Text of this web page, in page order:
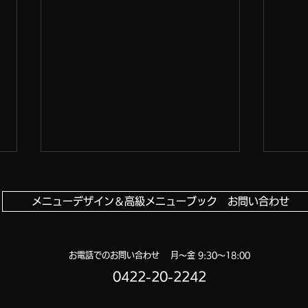
さらにパワーアップ！
メニューデザイン＆高級メニューブック お問い合わせ
お電話でのお問い合わせ 月〜金 9:30〜18:00
0422-20-2242